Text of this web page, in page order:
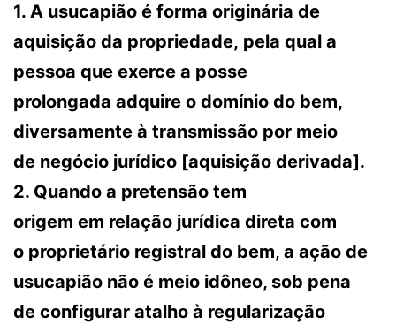
1. A usucapião é forma originária de
aquisição da propriedade, pela qual a
pessoa que exerce a posse
prolongada adquire o domínio do bem,
diversamente à transmissão por meio
de negócio jurídico [aquisição derivada].
2. Quando a pretensão tem
origem em relação jurídica direta com
o proprietário registral do bem, a ação de
usucapião não é meio idôneo, sob pena
de configurar atalho à regularização